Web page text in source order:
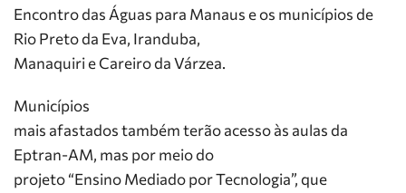
Encontro das Águas para Manaus e os municípios de
Rio Preto da Eva, Iranduba,
Manaquiri e Careiro da Várzea.
Municípios
mais afastados também terão acesso às aulas da
Eptran-AM, mas por meio do
projeto “Ensino Mediado por Tecnologia”, que